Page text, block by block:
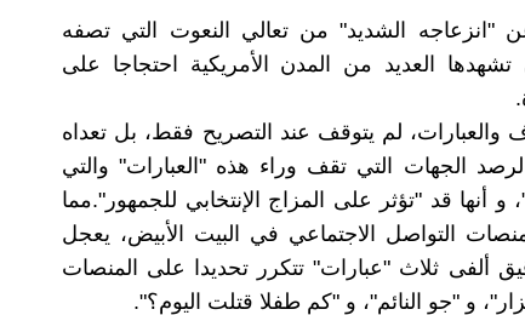
"انزعاجه الشديد" من تعالي النعوت التي تصفه
العديد من المدن الأمريكية احتجاجا على
لم يتوقف عند التصريح فقط، بل تعداه
الجهات التي تقف وراء هذه "العبارات" والتي
و أنها قد "تؤثر على المزاج الإنتخابي للجمهور".مما
التواصل الاجتماعي في البيت الأبيض، يعجل
ألفى ثلاث "عبارات" تتكرر تحديدا على المنصات
و "جو النائم"، و "كم طفلا قتلت اليوم؟".